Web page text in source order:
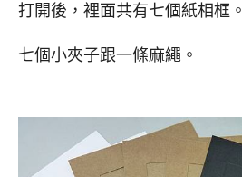
打開後，裡面共有七個紙相框。
七個小夾子跟一條麻繩。